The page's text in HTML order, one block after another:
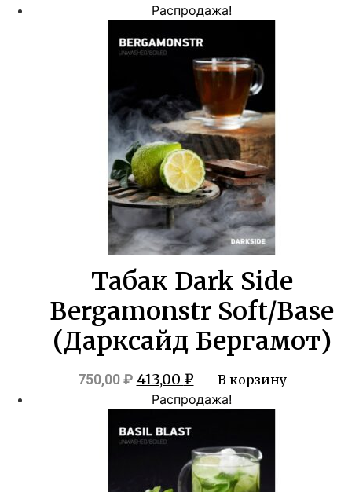
цена
750,00 ₽.
цена:
Распродажа!
Табак Dark Side
Bergamonstr Soft/Base
(Дарксайд Бергамот)
750,00₽ Первоначальная
цена
750,00 ₽.
413,00 ₽Текущая
цена:
В корзину
Распродажа!